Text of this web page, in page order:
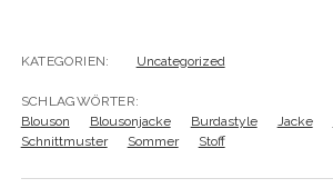
KATEGORIEN: Uncategorized
SCHLAGWÖRTER:
Blouson
Blousonjacke Burdastyle Jacke
Schnittmuster
Sommer Stoff